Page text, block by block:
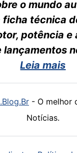
o mundo
ficha técnica
potência e
Leia mais
- O melhor
Notícias.